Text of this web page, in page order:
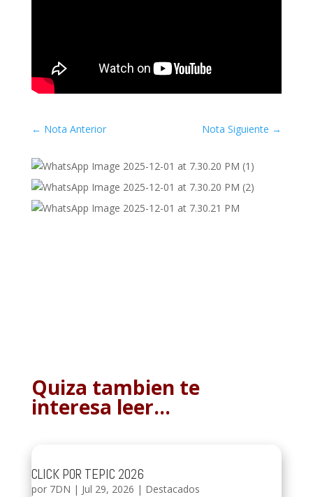
← Nota Anterior Nota Siguiente →
Quiza tambien te
interesa leer…
CLICK POR TEPIC 2026
por 7DN | Jul 29, 2026 | Destacados